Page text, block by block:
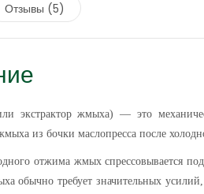
Отзывы (5)
экстрактор жмыха) — это
из бочки маслопресса после
отжима жмых спрессовывается
обычно требует значительных